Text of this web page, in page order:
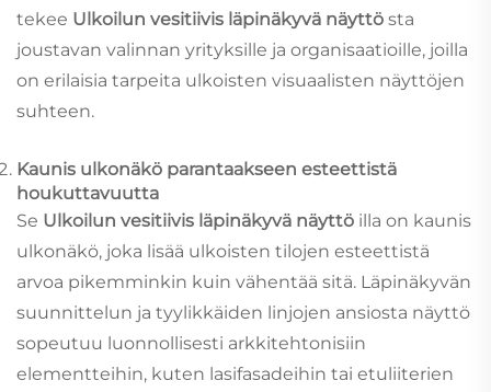
tekee Ulkoilun vesitiivis läpinäkyvä näyttö sta
joustavan valinnan yrityksille ja organisaatioille, joilla
on erilaisia tarpeita ulkoisten visuaalisten näyttöjen
suhteen.
Kaunis ulkonäkö parantaakseen esteettistä
houkuttavuutta
Se Ulkoilun vesitiivis läpinäkyvä näyttö illa on kaunis
ulkonäkö, joka lisää ulkoisten tilojen esteettistä
arvoa pikemminkin kuin vähentää sitä. Läpinäkyvän
suunnittelun ja tyylikkäiden linjojen ansiosta näyttö
sopeutuu luonnollisesti arkkitehtonisiin
elementteihin, kuten lasifasadeihin tai etuliiterien